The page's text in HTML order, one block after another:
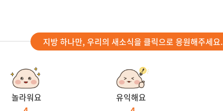
지방 하나만, 우리의 새소식을 클릭으로 응원해주세요.
놀라워요
유익해요